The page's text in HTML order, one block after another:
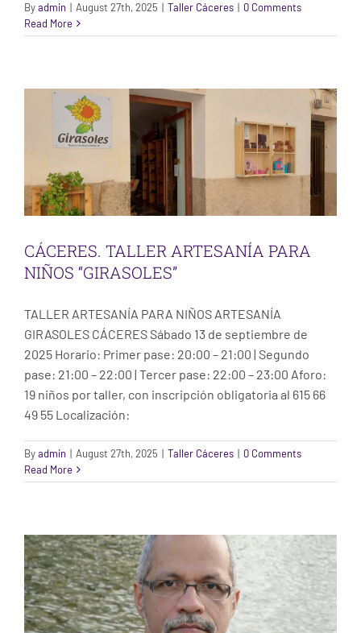
Byadmin | August 27th, 2025 | Taller Cáceres | 0 Comments
Read MoreCÁCERES. TALLER ARTESANÍA PARA
CÁCERES. TALLER ARTESANÍA PARA
NIÑOS “GIRASOLES”
TALLER ARTESANÍA PARA NIÑOS ARTESANÍA
GIRASOLES CÁCERES Sábado 13 de septiembre de
2025 Horario: Primer pase: 20:00 – 21:00 | Segundo
pase: 21:00 – 22:00 | Tercer pase: 22:00 – 23:00 Aforo:
19 niños por taller, con inscripción obligatoria al 615 66
49 55 Localización:
Byadmin | August 27th, 2025 | Taller Cáceres | 0 Comments
Read MoreONLINE. TALLER PENSAR LA DANZA POR